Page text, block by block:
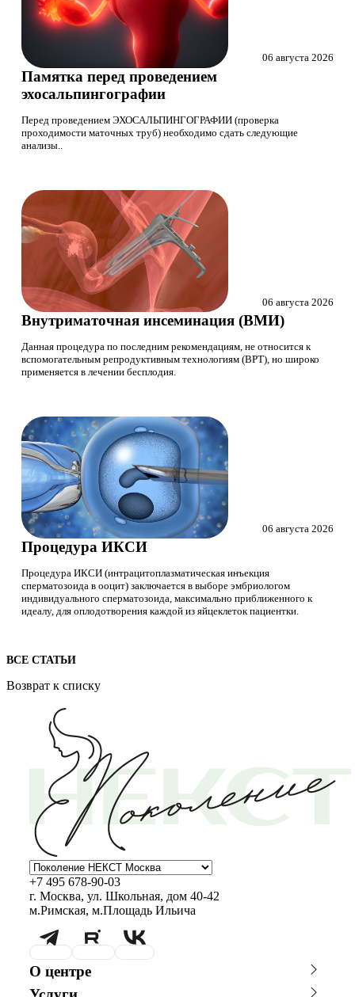
Памятка перед проведением
эхосальпингографии
Перед проведением ЭХОСАЛЬПИНГОГРАФИИ (проверка
проходимости маточных труб) необходимо сдать следующие
анализы..
06 августа 2026
Внутриматочная инсеминация (ВМИ)
Данная процедура по последним рекомендациям, не относится к
вспомогательным репродуктивным технологиям (ВРТ), но широко
применяется в лечении бесплодия.
06 августа 2026
Процедура ИКСИ
Процедура ИКСИ (интрацитоплазматическая инъекция
сперматозоида в ооцит) заключается в выборе эмбриологом
индивидуального сперматозоида, максимально приближенного к
идеалу, для оплодотворения каждой из яйцеклеток пациентки.
06 августа 2026
ВСЕ СТАТЬИ
Возврат к списку
+7 495 678-90-03
г. Москва, ул. Школьная, дом 40-42
м.Римская, м.Площадь Ильича
О центре
О клинике